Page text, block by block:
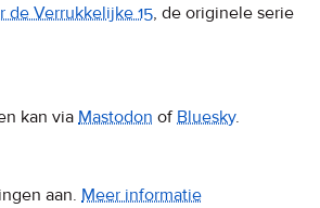
de Verrukkelijke 15, de originele serie
kan via Mastodon ofBluesky.
aan. Meer informatie